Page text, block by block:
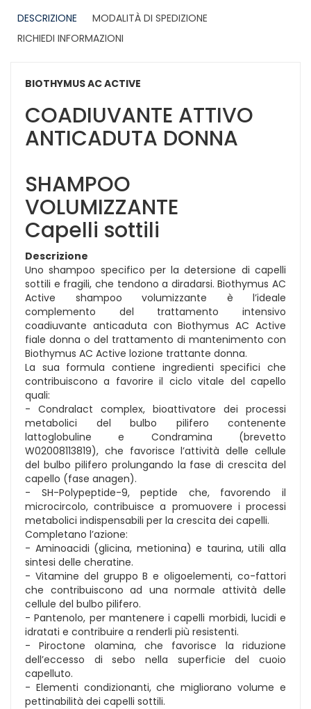
DESCRIZIONE
MODALITÀ DI SPEDIZIONE
RICHIEDI INFORMAZIONI
BIOTHYMUS AC ACTIVE
COADIUVANTE ATTIVO
ANTICADUTA DONNA
SHAMPOO
VOLUMIZZANTE
Capelli sottili
Descrizione
Uno shampoo specifico per la detersione di capelli
sottili e fragili, che tendono a diradarsi. Biothymus AC
Active shampoo volumizzante è l’ideale
complemento del trattamento intensivo
coadiuvante anticaduta con Biothymus AC Active
fiale donna o del trattamento di mantenimento con
Biothymus AC Active lozione trattante donna.
La sua formula contiene ingredienti specifici che
contribuiscono a favorire il ciclo vitale del capello
quali:
- Condralact complex, bioattivatore dei processi
metabolici del bulbo pilifero contenente
lattoglobuline e Condramina (brevetto
W02008113819), che favorisce l’attività delle cellule
del bulbo pilifero prolungando la fase di crescita del
capello (fase anagen).
- SH-Polypeptide-9, peptide che, favorendo il
microcircolo, contribuisce a promuovere i processi
metabolici indispensabili per la crescita dei capelli.
Completano l’azione:
- Aminoacidi (glicina, metionina) e taurina, utili alla
sintesi delle cheratine.
- Vitamine del gruppo B e oligoelementi, co-fattori
che contribuiscono ad una normale attività delle
cellule del bulbo pilifero.
- Pantenolo, per mantenere i capelli morbidi, lucidi e
idratati e contribuire a renderli più resistenti.
- Piroctone olamina, che favorisce la riduzione
dell’eccesso di sebo nella superficie del cuoio
capelluto.
- Elementi condizionanti, che migliorano volume e
pettinabilità dei capelli sottili.